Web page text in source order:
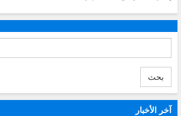
بحث
آخر الأخبار